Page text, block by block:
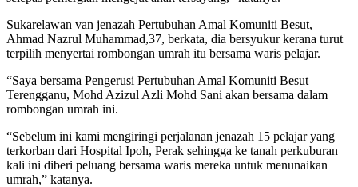
Sukarelawan van jenazah Pertubuhan Amal Komuniti Besut,
Ahmad Nazrul Muhammad,37, berkata, dia bersyukur kerana turut
terpilih menyertai rombongan umrah itu bersama waris pelajar.
“Saya bersama Pengerusi Pertubuhan Amal Komuniti Besut
Terengganu, Mohd Azizul Azli Mohd Sani akan bersama dalam
rombongan umrah ini.
“Sebelum ini kami mengiringi perjalanan jenazah 15 pelajar yang
terkorban dari Hospital Ipoh, Perak sehingga ke tanah perkuburan
kali ini diberi peluang bersama waris mereka untuk menunaikan
umrah,” katanya.